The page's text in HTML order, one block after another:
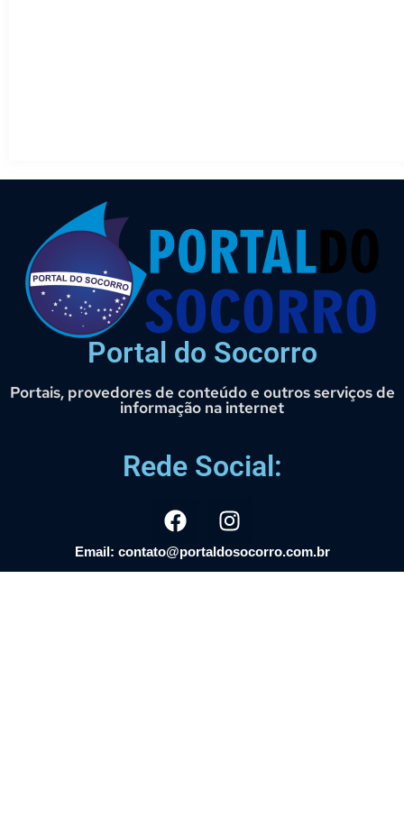
Portal do Socorro
Portais, provedores de conteúdo e outros serviços de
informação na internet
Rede Social:
Email: contato@portaldosocorro.com.br